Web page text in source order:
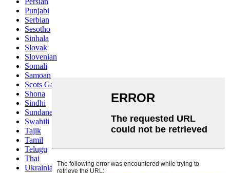
Punjabi
Serbian
Sesotho
Sinhala
Slovak
Slovenian
Somali
Samoan
Scots Gaelic
Shona
Sindhi
Sundanese
Swahili
Tajik
Tamil
Telugu
Thai
Ukrainian